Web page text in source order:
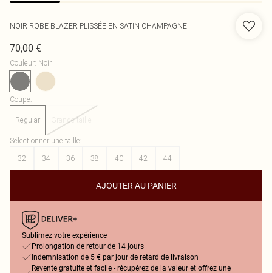
NOIR ROBE BLAZER PLISSÉE EN SATIN CHAMPAGNE
70,00 €
Couleur: Noir
Coupe:
Regular Grande taille
Sélectionner une taille:
32
34 36 38 40 42 44
AJOUTER AU PANIER
Sublimez votre expérience
Prolongation de retour de 14 jours
Indemnisation de 5 € par jour de retard de livraison
Revente gratuite et facile - récupérez de la valeur et offrez une